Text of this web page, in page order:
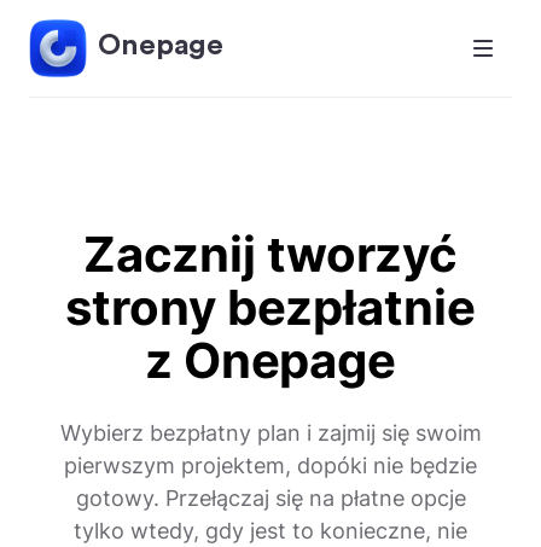
Onepage
Zacznij tworzyć
strony bezpłatnie
z Onepage
Wybierz bezpłatny plan i zajmij się swoim
pierwszym projektem, dopóki nie będzie
gotowy. Przełączaj się na płatne opcje
tylko wtedy, gdy jest to konieczne, nie